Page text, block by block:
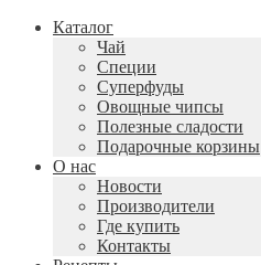
Каталог
Чай
Специи
Cуперфуды
Овощные чипсы
Полезные сладости
Подарочные корзины
О нас
Новости
Производители
Где купить
Контакты